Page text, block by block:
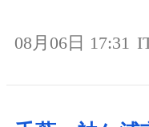
08月06日 17:31